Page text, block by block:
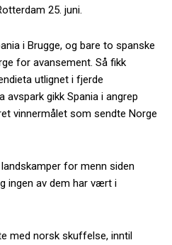
25. juni.
i Brugge, og bare to spanske
for avansement. Så fikk
utlignet i fjerde
gikk Spania i angrep
vinnermålet som sendte Norge
for menn siden
ingen av dem har vært i
med norsk skuffelse, inntil